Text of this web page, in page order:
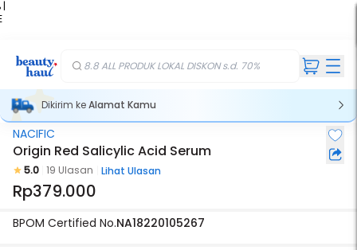
|
8.8 ALL PRODUK LOKAL DISKON s.d. 70%
Dikirim keAlamat Kamu
Stok Habis
NACIFIC
Origin Red Salicylic Acid Serum
5.0 19 Ulasan Lihat Ulasan
Rp379.000
BPOM Certified No.NA18220105267